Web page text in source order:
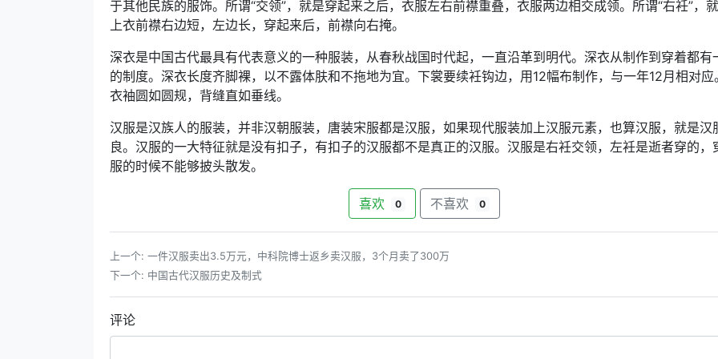
于其他民族的服饰。所谓“交领”，就是穿起来之后，衣服左右前襟重叠，衣服两边相交成领。所谓“右衽”，
上衣前襟右边短，左边长，穿起来后，前襟向右掩。
深衣是中国古代最具有代表意义的一种服装，从春秋战国时代起，一直沿革到明代。深衣从制作到穿着都有
的制度。深衣长度齐脚裸，以不露体肤和不拖地为宜。下裳要续衽钩边，用12幅布制作，与一年12月相对应。
衣袖圆如圆规，背缝直如垂线。
汉服是汉族人的服装，并非汉朝服装，唐装宋服都是汉服，如果现代服装加上汉服元素，也算汉服，就是汉
良。汉服的一大特征就是没有扣子，有扣子的汉服都不是真正的汉服。汉服是右衽交领，左衽是逝者穿的，
服的时候不能够披头散发。
喜欢 0 不喜欢 0
上一个: 一件汉服卖出3.5万元，中科院博士返乡卖汉服，3个月卖了300万
下一个: 中国古代汉服历史及制式
评论